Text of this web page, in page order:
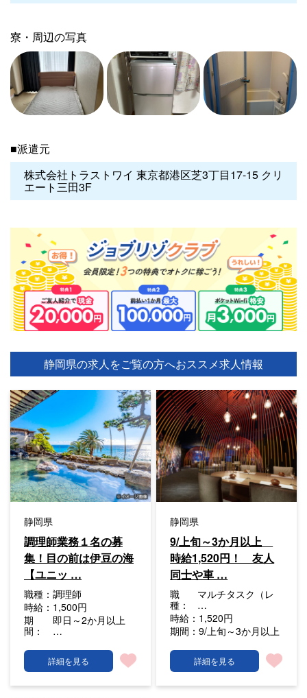
寮・周辺の写真
■派遣元
株式会社トラストワイ 東京都港区芝3丁目17-15 クリ
エート三田3F
静岡県の求人をご覧の方へおススメ求人情報
静岡県
調理師業務１名の募
集！目の前は伊豆の海
【ユニッ …
職種： 調理師
時給： 1,500円
期
間：
即日～2か月以上
…
詳細を見る
静岡県
9/上旬～3か月以上
時給1,520円！ 友人
同士や車 …
職
種：
マルチタスク（レ
…
時給： 1,520円
期間：9/上旬～3か月以上
詳細を見る